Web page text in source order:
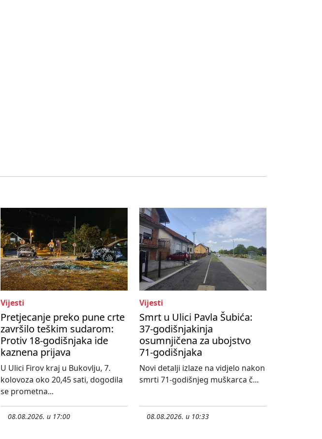
Vijesti
Pretjecanje preko pune crte
završilo teškim sudarom:
Protiv 18-godišnjaka ide
kaznena prijava
U Ulici Firov kraj u Bukovlju, 7.
kolovoza oko 20,45 sati, dogodila
se prometna...
08.08.2026. u 17:00
Vijesti
Smrt u Ulici Pavla Šubića:
37-godišnjakinja
osumnjičena za ubojstvo
71-godišnjaka
Novi detalji izlaze na vidjelo nakon
smrti 71-godišnjeg muškarca č...
08.08.2026. u 10:33